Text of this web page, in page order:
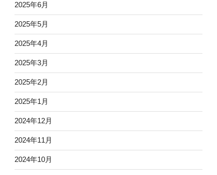
2025年6月
2025年5月
2025年4月
2025年3月
2025年2月
2025年1月
2024年12月
2024年11月
2024年10月